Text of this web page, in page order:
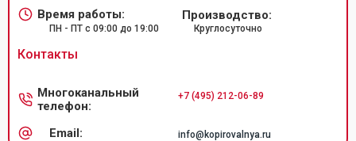
Время работы:
ПН - ПТ с 09:00 до 19:00
Производство:
Круглосуточно
Контакты
Многоканальный
телефон:
+7 (495) 212-06-89
Email: info@kopirovalnya.ru